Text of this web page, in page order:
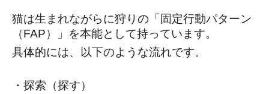
猫は生まれながらに狩りの「固定行動パターン
（FAP）」を本能として持っています。
具体的には、以下のような流れです。
・探索（探す）